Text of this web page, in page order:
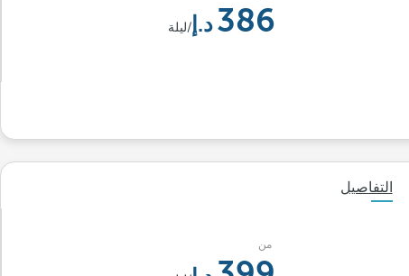
386 /ليلة
التفاصيل
من